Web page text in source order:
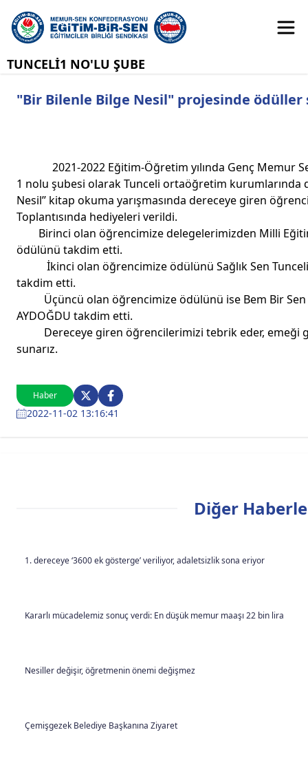
TUNCELİ1 NO'LU ŞUBE
Haber
2022-11-02 13:16:41
"Bir Bilenle Bilge Nesil" projesinde
2021-2022 Eğitim-Öğretim yılında Genç Memur
1 nolu şubesi olarak Tunceli ortaöğretim kurumlarında
Nesil’’ kitap okuma yarışmasında dereceye giren
Toplantısında hediyeleri verildi.
Birinci olan öğrencimize delegelerimizden Milli
ödülünü takdim etti.
İkinci olan öğrencimize ödülünü Sağlık Sen Tunceli
takdim etti.
Üçüncü olan öğrencimize ödülünü ise Bem Bir Sen
AYDOĞDU takdim etti.
Dereceye giren öğrencilerimizi tebrik eder, emeği
sunarız.
Diğer
1. dereceye ‘3600 ek gösterge’ veriliyor, adaletsizlik sona eriyor
Kararlı mücadelemiz sonuç verdi: En düşük memur maaşı 22 bin lira
Nesiller değişir, öğretmenin önemi değişmez
Çemişgezek Belediye Başkanına Ziyaret